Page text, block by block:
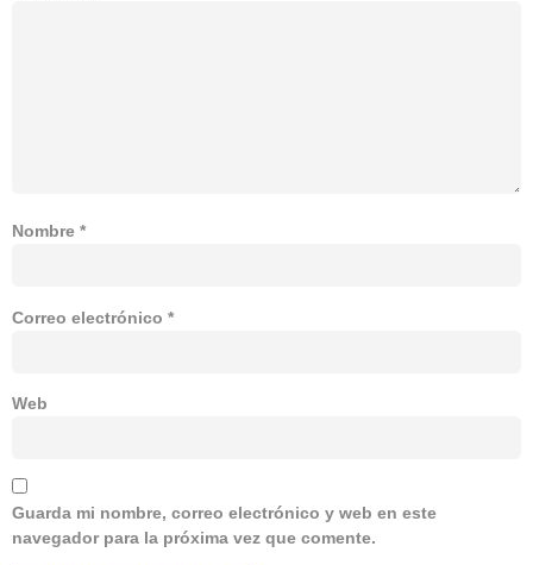
Nombre *
Correo electrónico *
Web
Guarda mi nombre, correo electrónico y web en este
navegador para la próxima vez que comente.